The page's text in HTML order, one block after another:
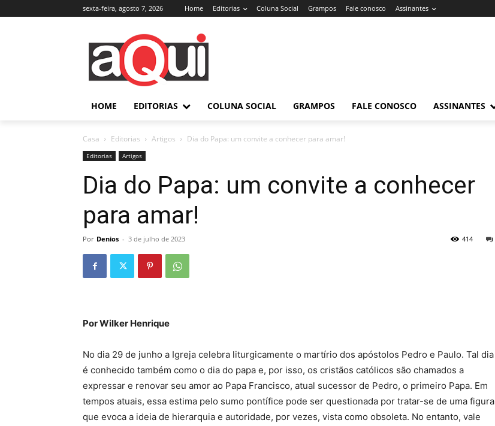
sexta-feira, agosto 7, 2026 Home Editorias Coluna Social Grampos Fale conosco Assinantes
HOME EDITORIAS COLUNA SOCIAL GRAMPOS FALE CONOSCO ASSINANTES
Casa Editorias Artigos Dia do Papa: um convite a conhecer para amar!
Editorias Artigos
Dia do Papa: um convite a conhecer
para amar!
Por Denios - 3 de julho de 2023 414
Por Wilker Henrique
No dia 29 de junho a Igreja celebra liturgicamente o martírio dos apóstolos Pedro e Paulo. Tal dia
é conhecido também como o dia do papa e, por isso, os cristãos católicos são chamados a
expressar e renovar seu amor ao Papa Francisco, atual sucessor de Pedro, o primeiro Papa. Em
tempos atuais, essa estima pelo sumo pontífice pode ser questionada por tratar-se de uma figura
que evoca a ideia de hierarquia e autoridade, por vezes, vista como obsoleta. No entanto, vale